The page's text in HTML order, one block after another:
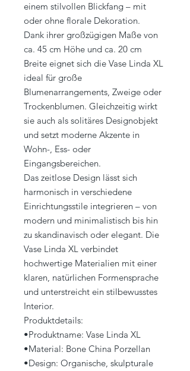
einem stilvollen Blickfang – mit
oder ohne florale Dekoration.
Dank ihrer großzügigen Maße von
ca. 45 cm Höhe und ca. 20 cm
Breite eignet sich die Vase Linda XL
ideal für große
Blumenarrangements, Zweige oder
Trockenblumen. Gleichzeitig wirkt
sie auch als solitäres Designobjekt
und setzt moderne Akzente in
Wohn-, Ess- oder
Eingangsbereichen.
Das zeitlose Design lässt sich
harmonisch in verschiedene
Einrichtungsstile integrieren – von
modern und minimalistisch bis hin
zu skandinavisch oder elegant. Die
Vase Linda XL verbindet
hochwertige Materialien mit einer
klaren, natürlichen Formensprache
und unterstreicht ein stilbewusstes
Interior.
Produktdetails:
•Produktname: Vase Linda XL
•Material: Bone China Porzellan
•Design: Organische, skulpturale